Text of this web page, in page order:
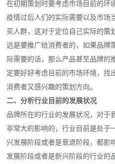
在初期策划时要考虑市场目前的环
疫情过后人们的实际需要以及市场
买人群，这对于定位自己实际的策
远是要推广给消费者的，如果品牌
际需要的话，那么产品甚至品牌的
定要好好考虑目前的市场环境，找
消费者又感兴趣的策划方向。
二、分析行业目前的发展状况
品牌所在的行业的发展状况，对于
非常大的影响的，行业目前是处于
兴发展阶段或者是衰退阶段，都影
发展阶段或者是新兴阶段的行业的